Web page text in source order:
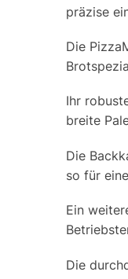
präzise
Die
Ihr
breite
Die
so für
Ein
Die